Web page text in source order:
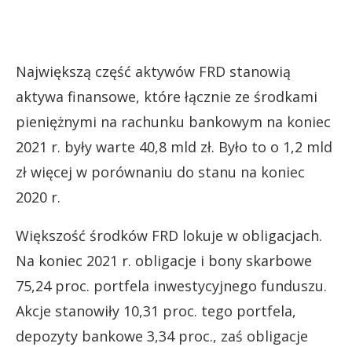
Największą część aktywów FRD stanowią
aktywa finansowe, które łącznie ze środkami
pieniężnymi na rachunku bankowym na koniec
2021 r. były warte 40,8 mld zł. Było to o 1,2 mld
zł więcej w porównaniu do stanu na koniec
2020 r.
Większość środków FRD lokuje w obligacjach.
Na koniec 2021 r. obligacje i bony skarbowe
75,24 proc. portfela inwestycyjnego funduszu.
Akcje stanowiły 10,31 proc. tego portfela,
depozyty bankowe 3,34 proc., zaś obligacje